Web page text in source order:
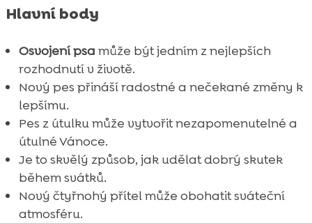
Jak sledovat zdraví vašeho psa během
 Jak řešit stres u nového psa během svátků
 Závěr
 FAQ
Hlavní body
Osvojení psa může být jedním z nejlepších
rozhodnutí v životě.
Nový pes přináší radostné a nečekané změny k
lepšímu.
Pes z útulku může vytvořit nezapomenutelné a
útulné Vánoce.
Je to skvělý způsob, jak udělat dobrý skutek
během svátků.
Nový čtyřnohý přítel může obohatit sváteční
atmosféru.